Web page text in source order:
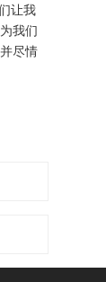
让我
我们
尽情